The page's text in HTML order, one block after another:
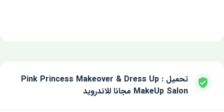
تحميل Pink Princess Makeover & Dress Up :
MakeUp Salon مجانا للاندرويد